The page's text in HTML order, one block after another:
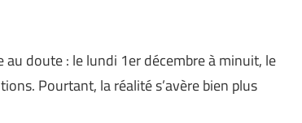
doute : le lundi 1er décembre à minuit, le
Pourtant, la réalité s’avère bien plus